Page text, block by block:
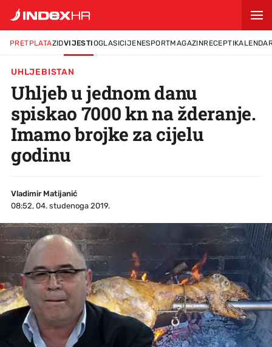
PRETPLATAZIDVIJESTIOGLASICIJENESPORTMAGAZINRECEPTI
UHLJEBISTAN
Uhljeb u jednom danu
spiskao 7000 kn na žderanje.
Imamo brojke za cijelu
godinu
Vladimir Matijanić
08:52, 04. studenoga 2019.